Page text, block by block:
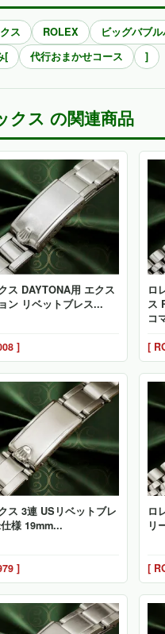
ス ROLEX ビッグバブ
[
代行おまかせコース ]
クス の関連商品
ス DAYTONA用 エクス
ン リベットブレス...
]
ロ
ス
コ
[
ス 3連 USリベットブレ
様 19mm...
]
ロ
リ
[